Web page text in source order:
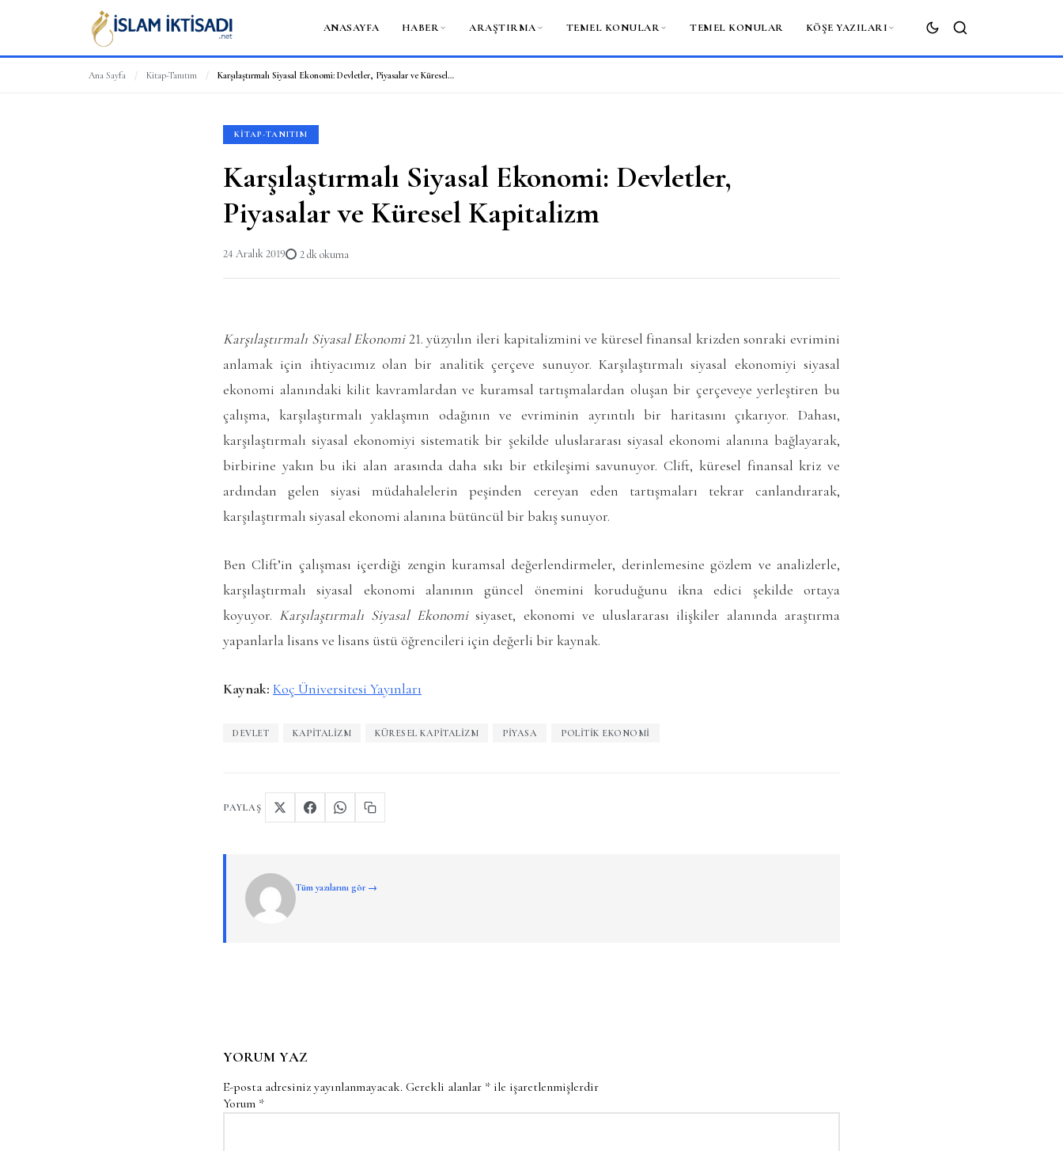
ANASAYFA HABER ARAŞTIRMA TEMEL KONULAR TEMEL KONULAR KÖŞE YAZILARI
ARA
Ana Sayfa / Kitap-Tanıtım / Karşılaştırmalı Siyasal Ekonomi: Devletler, Piyasalar ve Küresel Kapitalizm
KITAP-TANITIM
Karşılaştırmalı Siyasal Ekonomi: Devletler,
Piyasalar ve Küresel Kapitalizm
24 Aralık 2019 2 dk okuma
Karşılaştırmalı Siyasal Ekonomi21. yüzyılın ileri kapitalizmini ve küresel finansal krizden sonraki evrimini
anlamak için ihtiyacımız olan bir analitik çerçeve sunuyor. Karşılaştırmalı siyasal ekonomiyi siyasal
ekonomi alanındaki kilit kavramlardan ve kuramsal tartışmalardan oluşan bir çerçeveye yerleştiren bu
çalışma, karşılaştırmalı yaklaşmın odağının ve evriminin ayrıntılı bir haritasını çıkarıyor. Dahası,
karşılaştırmalı siyasal ekonomiyi sistematik bir şekilde uluslararası siyasal ekonomi alanına bağlayarak,
birbirine yakın bu iki alan arasında daha sıkı bir etkileşimi savunuyor. Clift, küresel finansal kriz ve
ardından gelen siyasi müdahalelerin peşinden cereyan eden tartışmaları tekrar canlandırarak,
karşılaştırmalı siyasal ekonomi alanına bütüncül bir bakış sunuyor.
Ben Clift’in çalışması içerdiği zengin kuramsal değerlendirmeler, derinlemesine gözlem ve analizlerle,
karşılaştırmalı siyasal ekonomi alanının güncel önemini koruduğunu ikna edici şekilde ortaya
koyuyor. Karşılaştırmalı Siyasal Ekonomisiyaset, ekonomi ve uluslararası ilişkiler alanında araştırma
yapanlarla lisans ve lisans üstü öğrencileri için değerli bir kaynak.
Kaynak: Koç Üniversitesi Yayınları
DEVLET KAPITALIZM KÜRESEL KAPITALIZM PIYASA POLITIK EKONOMI
PAYLAŞ
Tüm yazılarını gör →
YORUM YAZ
E-posta adresiniz yayınlanmayacak. Gerekli alanlar * ile işaretlenmişlerdir
Yorum *